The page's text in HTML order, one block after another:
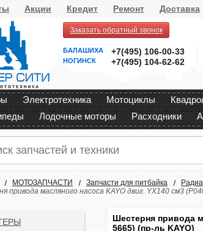
Акции Кредит Ремонт Доставка
Заказать обратный звонок
БАЛАШИХА +7(495) 106-00-33
НОГИНСК +7(495) 104-62-62
Электротехника Мотоциклы
Лодочные моторы Расходники
МОТОЗАПЧАСТИ Запчасти для питбайка
привода масляного насоса KAYO двиг. YX140 см3
Шестерня привода
5665) (пр-ль KAYO)